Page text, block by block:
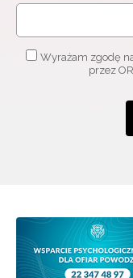
Wyrażam zgodę
przez
Zapisz się i
informacjami
o szkoleniach i
Zapisuję